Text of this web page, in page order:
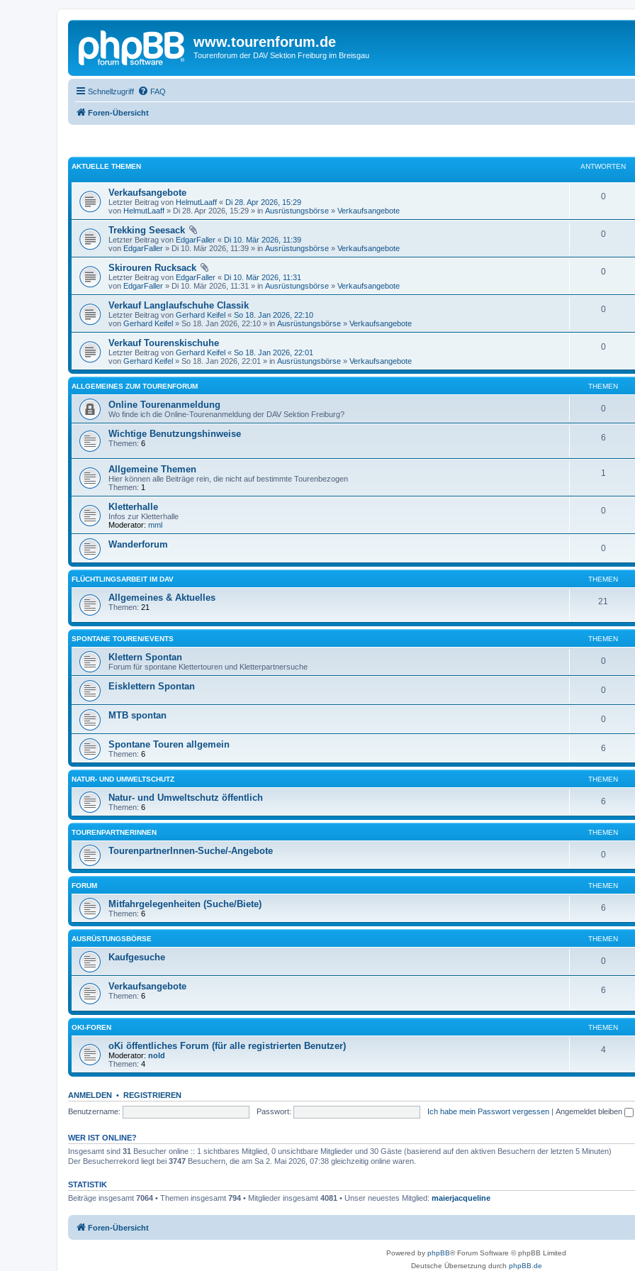
www.tourenforum.de
Tourenforum der DAV Sektion Freiburg im Breisgau
Schnellzugriff FAQ
Foren-Übersicht
AKTUELLE THEMEN ANTWORTEN
Verkaufsangebote
Letzter Beitrag von HelmutLaaff « Di 28. Apr 2026, 15:29
von HelmutLaaff » Di 28. Apr 2026, 15:29 » in Ausrüstungsbörse » Verkaufsangebote
0
Trekking Seesack
Letzter Beitrag von EdgarFaller « Di 10. Mär 2026, 11:39
von EdgarFaller » Di 10. Mär 2026, 11:39 » in Ausrüstungsbörse » Verkaufsangebote
0
Skirouren Rucksack
Letzter Beitrag von EdgarFaller « Di 10. Mär 2026, 11:31
von EdgarFaller » Di 10. Mär 2026, 11:31 » in Ausrüstungsbörse » Verkaufsangebote
0
Verkauf Langlaufschuhe Classik
Letzter Beitrag von Gerhard Keifel « So 18. Jan 2026, 22:10
von Gerhard Keifel » So 18. Jan 2026, 22:10 » in Ausrüstungsbörse » Verkaufsangebote
0
Verkauf Tourenskischuhe
Letzter Beitrag von Gerhard Keifel « So 18. Jan 2026, 22:01
von Gerhard Keifel » So 18. Jan 2026, 22:01 » in Ausrüstungsbörse » Verkaufsangebote
0
ALLGEMEINES ZUM TOURENFORUM THEMEN
Online Tourenanmeldung
Wo finde ich die Online-Tourenanmeldung der DAV Sektion Freiburg?
0
Wichtige Benutzungshinweise
Themen: 6
6
Allgemeine Themen
Hier können alle Beiträge rein, die nicht auf bestimmte Tourenbezogen
Themen: 1
1
Kletterhalle
Infos zur Kletterhalle
Moderator: mml
0
Wanderforum 0
FLÜCHTLINGSARBEIT IM DAV THEMEN
Allgemeines & Aktuelles
Themen: 21
21
SPONTANE TOUREN/EVENTS THEMEN
Klettern Spontan
Forum für spontane Klettertouren und Kletterpartnersuche
0
Eisklettern Spontan 0
MTB spontan 0
Spontane Touren allgemein
Themen: 6
6
NATUR- UND UMWELTSCHUTZ THEMEN
Natur- und Umweltschutz öffentlich
Themen: 6
6
TOURENPARTNERINNEN THEMEN
TourenpartnerInnen-Suche/-Angebote 0
FORUM THEMEN
Mitfahrgelegenheiten (Suche/Biete)
Themen: 6
6
AUSRÜSTUNGSBÖRSE THEMEN
Kaufgesuche 0
Verkaufsangebote
Themen: 6
6
OKI-FOREN THEMEN
oKi öffentliches Forum (für alle registrierten Benutzer)
Moderator: nold
Themen: 4
4
ANMELDEN • REGISTRIEREN
Benutzername:
Passwort: Ich habe mein Passwort vergessen | Angemeldet bleiben
WER IST ONLINE?
Insgesamt sind 31 Besucher online :: 1 sichtbares Mitglied, 0 unsichtbare Mitglieder und 30 Gäste (basierend auf den aktiven Besuchern der letzten 5 Minuten)
Der Besucherrekord liegt bei 3747 Besuchern, die am Sa 2. Mai 2026, 07:38 gleichzeitig online waren.
STATISTIK
Beiträge insgesamt 7064 • Themen insgesamt 794 • Mitglieder insgesamt 4081 • Unser neuestes Mitglied: maierjacqueline
Foren-Übersicht
Powered by phpBB® Forum Software © phpBB Limited
Deutsche Übersetzung durch phpBB.de